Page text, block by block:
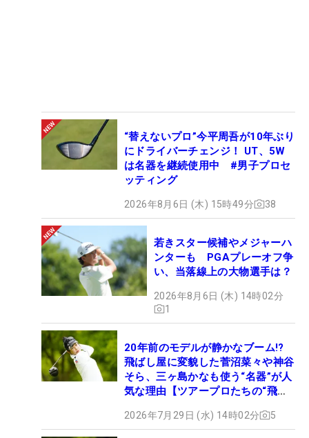
“替えないプロ”今平周吾が10年ぶり
にドライバーチェンジ！ UT、5W
は名器を継続使用中 #男子プロセ
ッティング
2026年8月6日 (木) 15時49分 38
若きスター候補やメジャーハ
ンターも PGAプレーオフ争
い、当落線上の大物選手は？
2026年8月6日 (木) 14時02分
1
20年前のモデルが静かなブーム!?
飛ばし屋に変貌した菅沼菜々や神谷
そら、三ヶ島かなも使う“名器”が人
気な理由【ツアープロたちの“飛ば
2026年7月29日 (水) 14時02分 5